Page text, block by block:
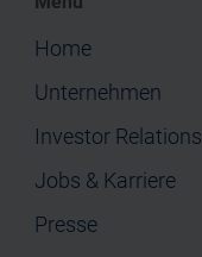
Home
Unternehmen
Investor Relations
Jobs & Karriere
Presse